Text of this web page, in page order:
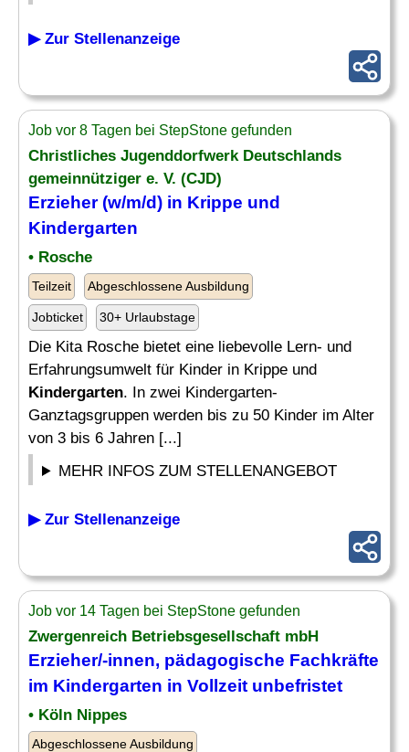
▶ Zur Stellenanzeige
Job vor 8 Tagen bei StepStone gefunden
Christliches Jugenddorfwerk Deutschlands
gemeinnütziger e. V. (CJD)
Erzieher(w/m/d) in Krippe und
Kindergarten
• Rosche
Teilzeit Abgeschlossene Ausbildung
Jobticket 30+ Urlaubstage
Die Kita Rosche bietet eine liebevolle Lern- und
Erfahrungsumwelt für Kinder in Krippe und
Kindergarten. In zwei Kindergarten-
Ganztagsgruppen werden bis zu 50 Kinder im Alter
von 3 bis 6 Jahren [...]
MEHR INFOS ZUM STELLENANGEBOT
▶ Zur Stellenanzeige
Job vor 14 Tagen bei StepStone gefunden
Zwergenreich Betriebsgesellschaft mbH
Erzieher/-innen, pädagogische Fachkräfte
im Kindergarten in Vollzeit unbefristet
• Köln Nippes
Abgeschlossene Ausbildung